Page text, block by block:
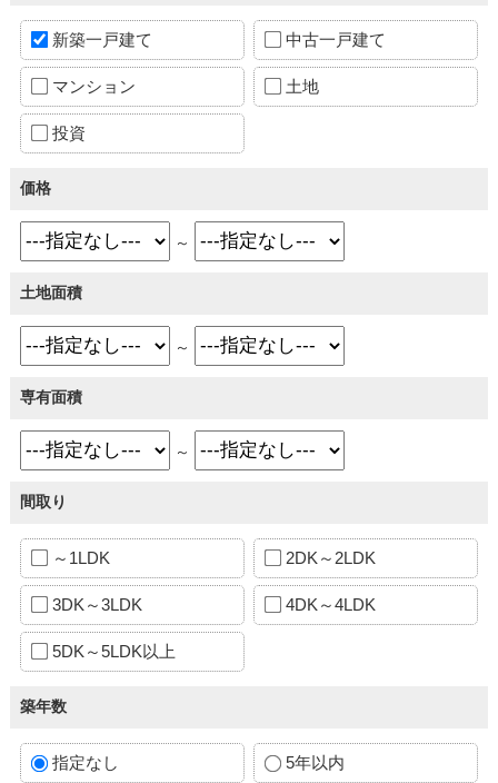
新築一戸建て 中古一戸建て
マンション 土地
投資
価格
～
土地面積
～
専有面積
～
間取り
～1LDK 2DK～2LDK
3DK～3LDK 4DK～4LDK
5DK～5LDK以上
築年数
指定なし 5年以内